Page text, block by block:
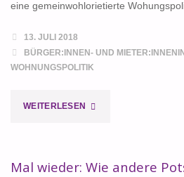
eine gemeinwohlorietierte
13. JULI 2018
BÜRGER:INNEN- UND
WOHNUNGSPOLITIK
WEITERLESEN "„KOMMUNALE
ZU
Mal wieder: Wie andere